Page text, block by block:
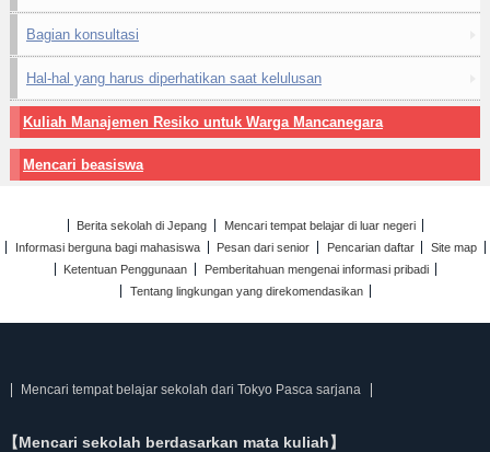
Bagian konsultasi
Hal-hal yang harus diperhatikan saat kelulusan
Kuliah Manajemen Resiko untuk Warga Mancanegara
Mencari beasiswa
Berita sekolah di Jepang
Mencari tempat belajar di luar negeri
Informasi berguna bagi mahasiswa
Pesan dari senior Pencarian daftar
Site map
Ketentuan Penggunaan
Pemberitahuan mengenai informasi pribadi
Tentang lingkungan yang direkomendasikan
Mencari tempat belajar sekolah dari Tokyo Pasca sarjana
【Mencari sekolah berdasarkan mata kuliah】